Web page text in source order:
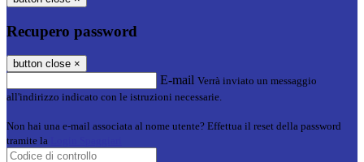
Recupero password
button close ×
E-mail Verrà inviato un messaggio
all'indirizzo indicato con le istruzioni necessarie.
Non hai una e-mail associata al nome utente? Effettua il reset della password
tramite la